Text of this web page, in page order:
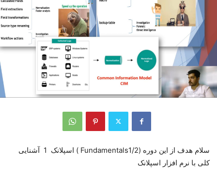
سلام هدف از این دوره (Fundamentals1/2 ) اسپلانک 1 آشنایی
کلی با نرم افزار اسپلانک